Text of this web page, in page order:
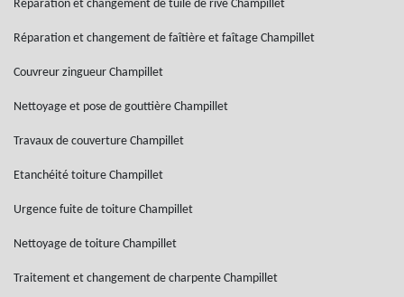
Réparation et changement de tuile de rive Champillet
Réparation et changement de faîtière et faîtage Champillet
Couvreur zingueur Champillet
Nettoyage et pose de gouttière Champillet
Travaux de couverture Champillet
Etanchéité toiture Champillet
Urgence fuite de toiture Champillet
Nettoyage de toiture Champillet
Traitement et changement de charpente Champillet